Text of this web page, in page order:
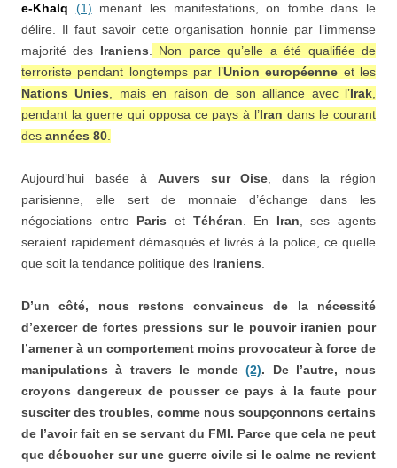
e-Khalq
(1) menant les manifestations, on tombe dans le
délire. Il faut savoir cette organisation honnie par l’immense
majorité des Iraniens
Non parce qu’elle a été qualifiée de
terroriste pendant longtemps par l’Union européenne et les
Nations Unies , mais en raison de son alliance avec l’Irak
pendant la guerre qui opposa ce pays à l’Iran dans le courant
des années 80
Aujourd’hui basée à Auvers sur Oise , dans la région
parisienne, elle sert de monnaie d’échange dans les
négociations entre Paris et Téhéran . En Iran , ses agents
seraient rapidement démasqués et livrés à la police, ce quelle
que soit la tendance politique des Iraniens
D’un côté, nous restons convaincus de la nécessité
d’exercer de fortes pressions sur le pouvoir iranien pour
l’amener à un comportement moins provocateur à force de
manipulations à travers le monde(2). De l’autre, nous
croyons dangereux de pousser ce pays à la faute pour
susciter des troubles, comme nous soupçonnons certains
de l’avoir fait en se servant du FMI. Parce que cela ne peut
que déboucher sur une guerre civile si le calme ne revient